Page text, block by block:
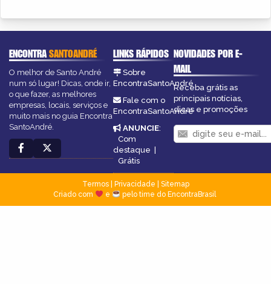
ENCONTRASANTOANDRÉ
O melhor de Santo André
num só lugar! Dicas, onde ir,
o que fazer, as melhores
empresas, locais, serviços e
muito mais no guia Encontra
SantoAndré.
LINKS RÁPIDOS
Sobre
EncontraSantoAndré
Fale com o
EncontraSantoAndré
ANUNCIE:
Com
destaque
Grátis
NOVIDADES POR E-
MAIL
Receba grátis as
principais notícias,
dicas e promoções
Termos| Privacidade
Sitemap
Criado com
e pelo time do EncontraBrasil